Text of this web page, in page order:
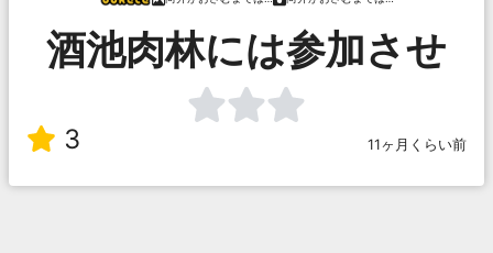
酒池肉林には参加させ
3 11ヶ月くらい前